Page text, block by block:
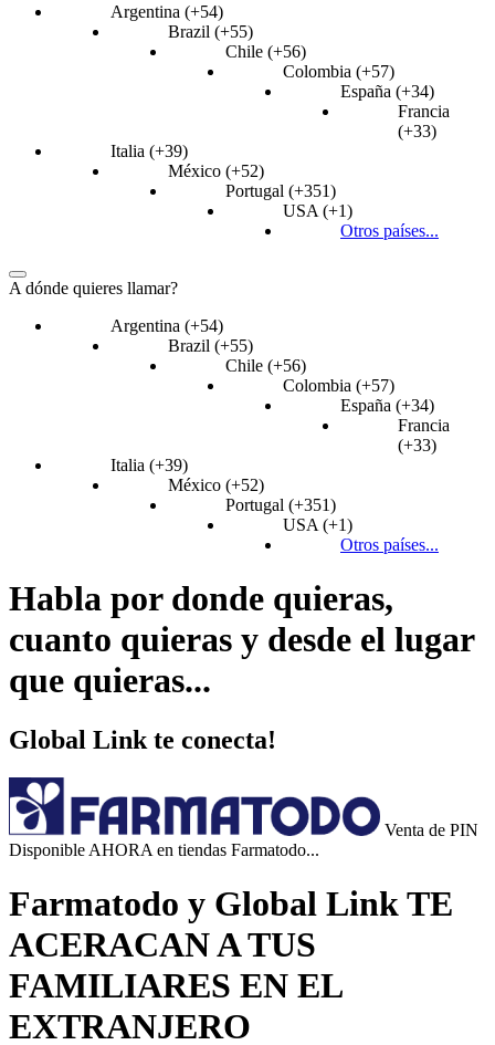
Argentina (+54)
Brazil (+55)
Chile (+56)
Colombia (+57)
España (+34)
Francia
(+33)
Italia (+39)
México (+52)
Portugal (+351)
USA (+1)
Otros países...
A dónde quieres llamar?
Argentina (+54)
Brazil (+55)
Chile (+56)
Colombia (+57)
España (+34)
Francia
(+33)
Italia (+39)
México (+52)
Portugal (+351)
USA (+1)
Otros países...
Habla por donde quieras,
cuanto quieras y desde el lugar
que quieras...
Global Link te conecta!
Venta de PIN
Disponible AHORA en tiendas Farmatodo...
Farmatodo y Global Link TE
ACERACAN A TUS
FAMILIARES EN EL
EXTRANJERO